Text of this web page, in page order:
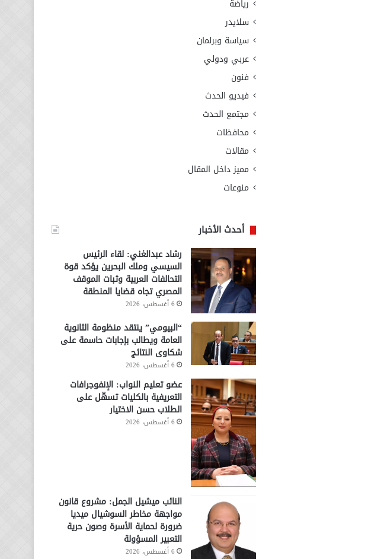
رياضة
سلايدر
سياسة وبرلمان
عربي ودولي
فنون
فيديو الحدث
مجتمع الحدث
محافظات
مقالات
مميز داخل المقال
منوعات
أحدث الأخبار
رشاد عبدالغني: لقاء الرئيس
السيسي وملك البحرين يؤكد قوة
التحالفات العربية وثبات الموقف
المصري تجاه قضايا المنطقة
6 أغسطس، 2026
“البيومي” ينتقد منظومة الثانوية
العامة ويطالب بإجابات حاسمة على
شكاوى النتائج
6 أغسطس، 2026
عضو تعليم النواب: الإنفوجرافات
التعريفية بالكليات تسهّل على
الطلاب حسن الاختيار
6 أغسطس، 2026
النائب ميشيل الجمل: مشروع قانون
مواجهة مخاطر السوشيال ميديا
ضرورة لحماية الأسرة وصون حرية
التعبير المسؤولة
6 أغسطس، 2026